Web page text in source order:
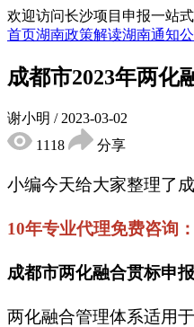
欢迎访问长沙项目申报一站
首页湖南政策解读湖南通知
成都市2023年两化
谢小明 / 2023-03-02
1118
分享
小编今天给大家整理了
10年专业代理免费咨询
成都市两化融合贯标申
两化融合管理体系适用